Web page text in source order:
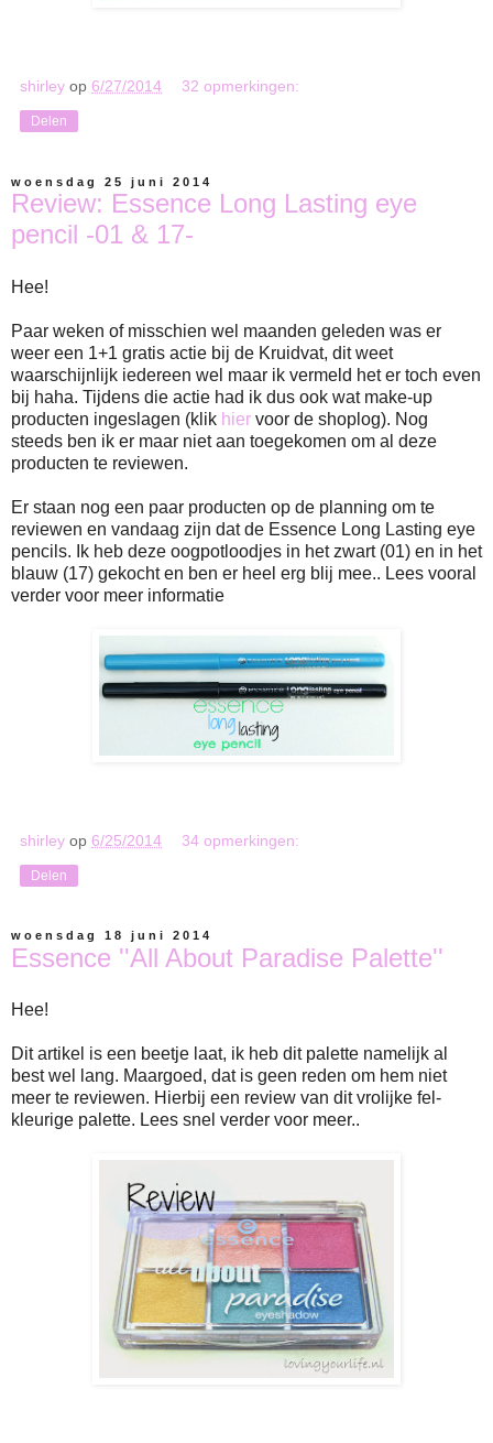
shirley op 6/27/2014 32 opmerkingen:
Delen
woensdag 25 juni 2014
Review: Essence Long Lasting eye
pencil -01 & 17-
Hee!
Paar weken of misschien wel maanden geleden was er
weer een 1+1 gratis actie bij de Kruidvat, dit weet
waarschijnlijk iedereen wel maar ik vermeld het er toch even
bij haha. Tijdens die actie had ik dus ook wat make-up
producten ingeslagen (klik hier voor de shoplog). Nog
steeds ben ik er maar niet aan toegekomen om al deze
producten te reviewen.
Er staan nog een paar producten op de planning om te
reviewen en vandaag zijn dat de Essence Long Lasting eye
pencils. Ik heb deze oogpotloodjes in het zwart (01) en in het
blauw (17) gekocht en ben er heel erg blij mee.. Lees vooral
verder voor meer informatie
shirley op 6/25/2014 34 opmerkingen:
Delen
woensdag 18 juni 2014
Essence ''All About Paradise Palette''
Hee!
Dit artikel is een beetje laat, ik heb dit palette namelijk al
best wel lang. Maargoed, dat is geen reden om hem niet
meer te reviewen. Hierbij een review van dit vrolijke fel-
kleurige palette. Lees snel verder voor meer..